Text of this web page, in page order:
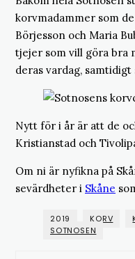
korvmadammer som
Börjesson och Maria
tjejer som vill göra bra
deras vardag,
Nytt för i år är att de
Kristianstad och
Om ni är nyfikna på
sevärdheter i Skåne
2019 KORV
SOTNOSEN